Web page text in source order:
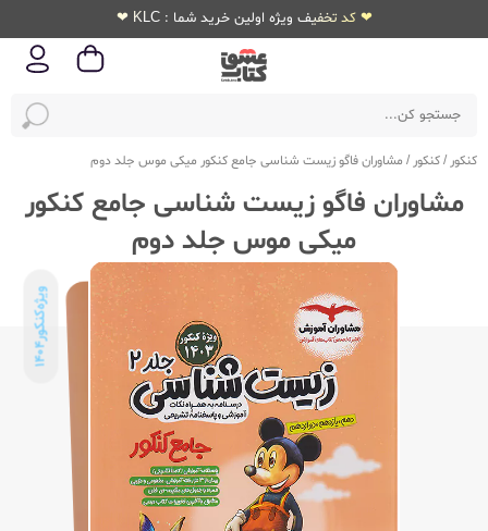
❤ کد تخفیف ویژه اولین خرید شما : KLC ❤
کنکور /کنکور / مشاوران فاگو زیست شناسی جامع کنکور میکی موس جلد دوم
مشاوران فاگو زیست شناسی جامع کنکور
میکی موس جلد دوم
ویژه‌کنکور
1404